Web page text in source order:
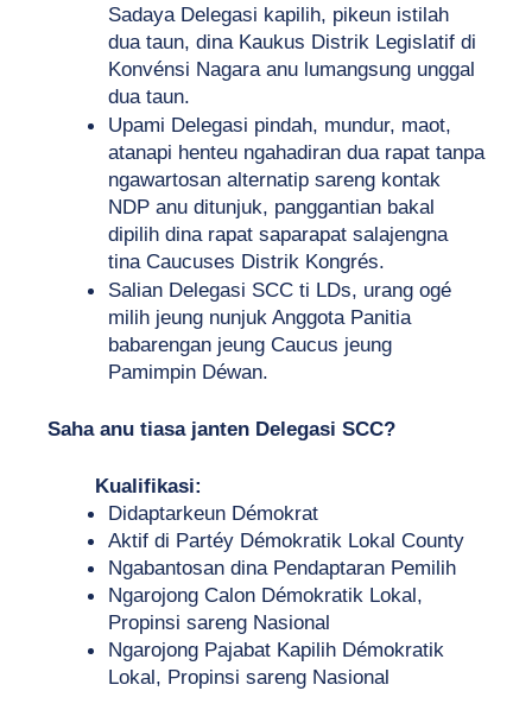
Sadaya Delegasi kapilih, pikeun istilah
dua taun, dina Kaukus Distrik Legislatif di
Konvénsi Nagara anu lumangsung unggal
dua taun.
Upami Delegasi pindah, mundur, maot,
atanapi henteu ngahadiran dua rapat tanpa
ngawartosan alternatip sareng kontak
NDP anu ditunjuk, panggantian bakal
dipilih dina rapat saparapat salajengna
tina Caucuses Distrik Kongrés.
Salian Delegasi SCC ti LDs, urang ogé
milih jeung nunjuk Anggota Panitia
babarengan jeung Caucus jeung
Pamimpin Déwan.
Saha anu tiasa janten Delegasi SCC?
Kualifikasi:
Didaptarkeun Démokrat
Aktif di Partéy Démokratik Lokal County
Ngabantosan dina Pendaptaran Pemilih
Ngarojong Calon Démokratik Lokal,
Propinsi sareng Nasional
Ngarojong Pajabat Kapilih Démokratik
Lokal, Propinsi sareng Nasional